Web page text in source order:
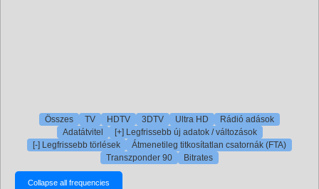
Összes TV HDTV 3DTV Ultra HD
Rádió adások
Adatátvitel
[+] Legfrissebb új adatok / változások
[-] Legfrissebb törlések
Átmenetileg titkosítatlan csatornák (FTA)
Transzponder 90
Bitrates